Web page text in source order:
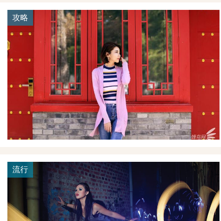
攻略
流行